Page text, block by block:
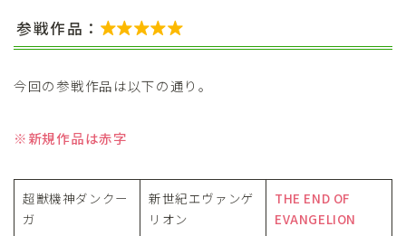
参戦作品： 
今回の参戦作品は以下の通り。
※新規作品は赤字
超獣機神ダンクー
ガ
新世紀エヴァンゲ
リオン
THE END OF
EVANGELION